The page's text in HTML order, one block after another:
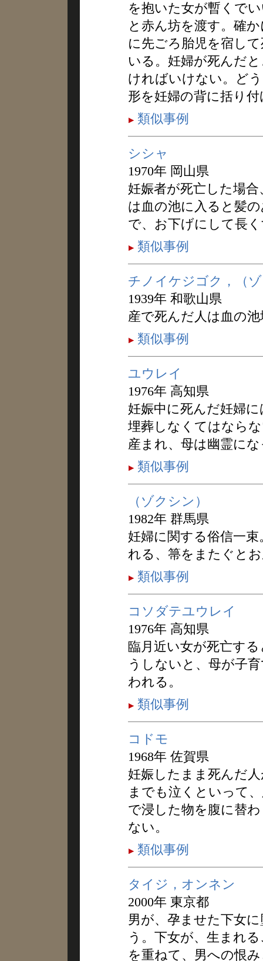
を抱いた女が暫くで
と赤ん坊を渡す。確
に先ごろ胎児を宿し
いる。妊婦が死んだ
ければいけない。ど
形を妊婦の背に括り
類似事例
シシャ
1970年 岡山県
妊娠者が死亡した場
は血の池に入ると髪
で、お下げにして長
類似事例
チノイケジゴク，（
1939年 和歌山県
産で死んだ人は血の
類似事例
ユウレイ
1976年 高知県
妊娠中に死んだ妊婦
埋葬しなくてはなら
産まれ、母は幽霊に
類似事例
（ゾクシン）
1982年 群馬県
妊婦に関する俗信一
れる、箒をまたぐと
類似事例
コソダテユウレイ
1976年 高知県
臨月近い女が死亡す
うしないと、母が子
われる。
類似事例
コドモ
1968年 佐賀県
妊娠したまま死んだ
までも泣くといって
で浸した物を腹に替
ない。
類似事例
タイジ，オンネン
2000年 東京都
男が、孕ませた下女
う。下女が、生まれ
を重ねて、男への恨